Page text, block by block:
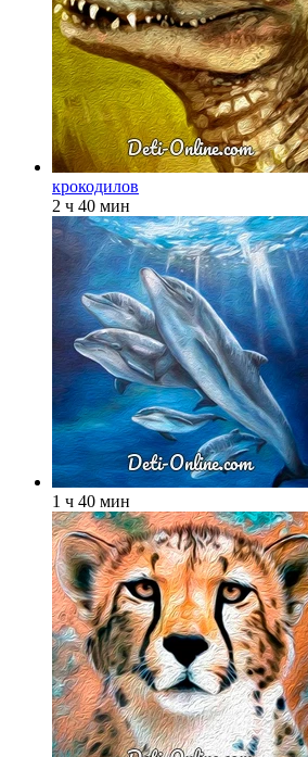
крокодилов
2 ч 40 мин
1 ч 40 мин